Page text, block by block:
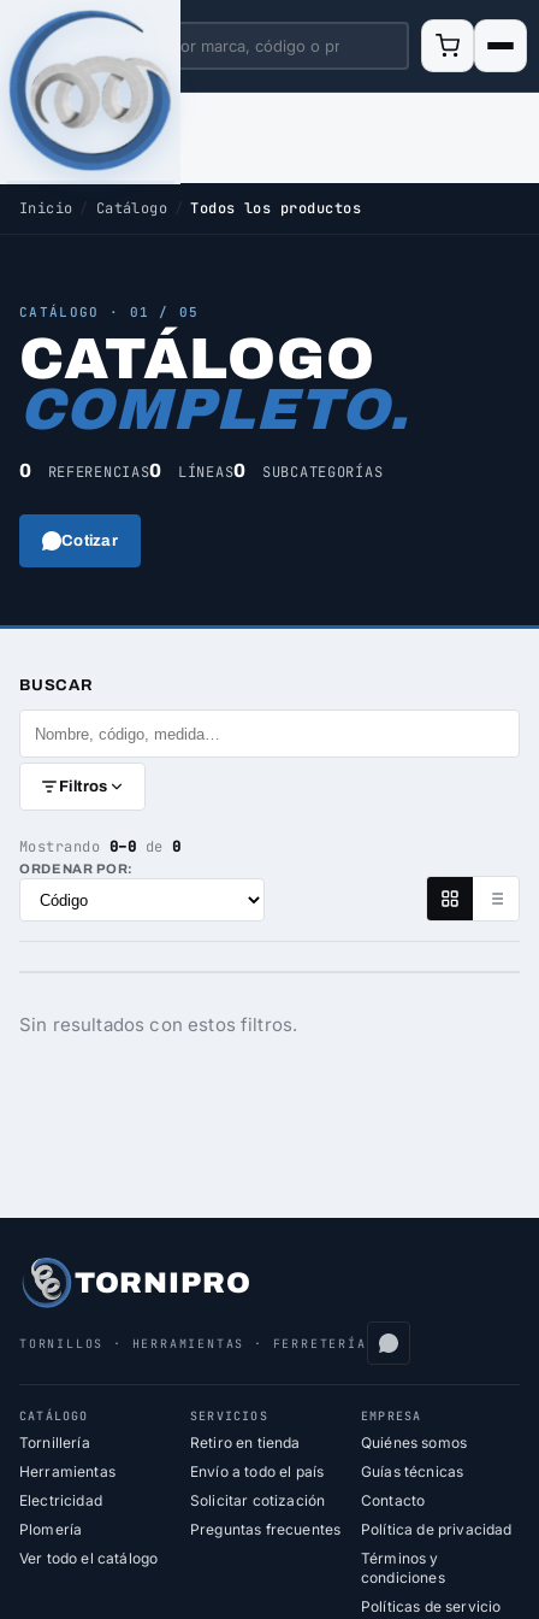
Inicio / Catálogo Todos los productos
CATÁLOGO · 01 / 05
CATÁLOGO
COMPLETO.
0 REFERENCIAS0 LÍNEAS0 SUBCATEGORÍAS
Cotizar
BUSCAR
Filtros
Mostrando 0–0 de0
ORDENAR POR:
Sin resultados con estos filtros.
TORNIPRO
TORNILLOS · HERRAMIENTAS · FERRETERÍA
CATÁLOGO
Tornillería
Herramientas
Electricidad
Plomería
Ver todo el catálogo
SERVICIOS
Retiro en tienda
Envío a todo el país
Solicitar cotización
Preguntas frecuentes
EMPRESA
Quiénes somos
Guías técnicas
Contacto
Política de privacidad
Términos y
condiciones
Políticas de servicio